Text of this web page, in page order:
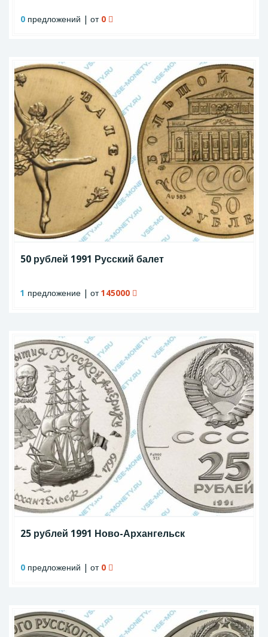
0 предложений | от 0
50 рублей 1991 Русский балет
1 предложение | от145000
25 рублей 1991 Ново-Архангельск
0 предложений | от 0